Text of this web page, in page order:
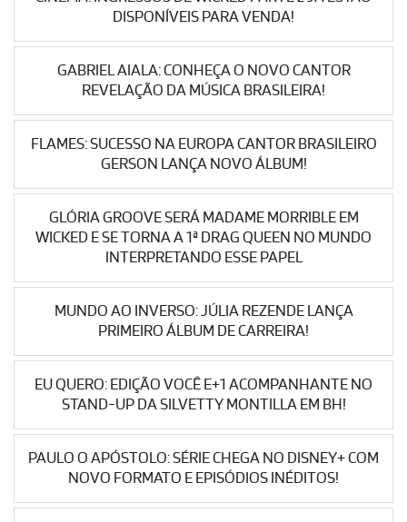
DISPONÍVEIS PARA VENDA!
GABRIEL AIALA: CONHEÇA O NOVO CANTOR
REVELAÇÃO DA MÚSICA BRASILEIRA!
FLAMES: SUCESSO NA EUROPA CANTOR BRASILEIRO
GERSON LANÇA NOVO ÁLBUM!
GLÓRIA GROOVE SERÁ MADAME MORRIBLE EM
WICKED E SE TORNA A 1ª DRAG QUEEN NO MUNDO
INTERPRETANDO ESSE PAPEL
MUNDO AO INVERSO: JÚLIA REZENDE LANÇA
PRIMEIRO ÁLBUM DE CARREIRA!
EU QUERO: EDIÇÃO VOCÊ E+1 ACOMPANHANTE NO
STAND-UP DA SILVETTY MONTILLA EM BH!
PAULO O APÓSTOLO: SÉRIE CHEGA NO DISNEY+ COM
NOVO FORMATO E EPISÓDIOS INÉDITOS!